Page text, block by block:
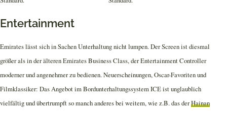
Entertainment
Emirates lässt sich in Sachen Unterhaltung nicht lumpen. Der Screen ist diesmal
größer als in der älteren Emirates Business Class, der Entertainment Controller
moderner und angenehmer zu bedienen. Neuerscheinungen, Oscar-Favoriten und
Filmklassiker: Das Angebot im Bordunterhaltungssystem ICE ist unglaublich
vielfältig und übertrumpft so manch anderes bei weitem, wie z.B. das derHainan